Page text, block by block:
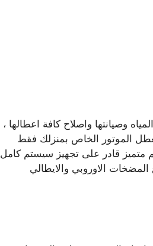
وصيانتها واصلاح كافة اعطالها ،
الموتور الخاص بمنزلك فقط
متميز قادر على تجهيز سيستم كامل
الاوروبي والايطالي